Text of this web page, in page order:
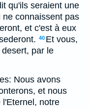
qu'ils seraient une
connaissent pas
et c'est à eux
40 Et vous,
par le
Nous avons
et nous
notre